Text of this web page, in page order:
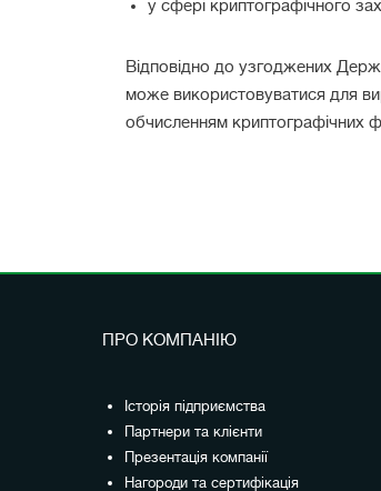
у сфері криптографічного
Відповідно до узгоджених
може використовуватися для
обчисленням криптографічних
ПРО КОМПАНІЮ
Історія підприємства
Партнери та клієнти
Презентація компанії
Нагороди та сертифікація